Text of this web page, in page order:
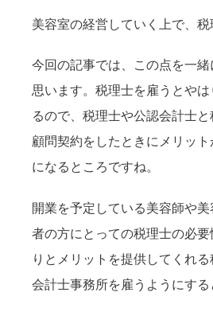
美容室の経営していく上で、
今回の記事では、この点を一
思います。税理士を雇うとやは
るので、税理士や公認会計士
顧問契約をしたときにメリッ
になるところですね。
開業を予定している美容師や
者の方にとっての税理士の必
りとメリットを提供してくれ
会計士事務所を雇うようにする